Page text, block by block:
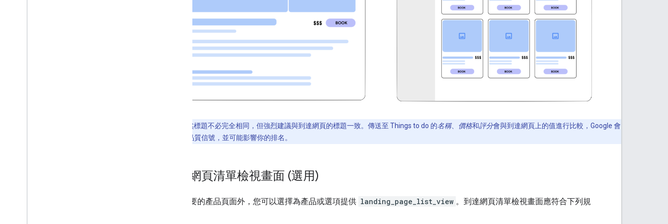
雖然標題不必完全相同，但強烈建議與到達網頁的標題一致。傳送至 Things to do 的名稱、 價格和評分會與到達網頁上的值進行比較，Google 會
將這些值視為品質信號，並可能影響你的排名。
到達網頁清單檢視畫面 (選用)
除了必要的產品頁面外，您可以選擇為產品或選項提供 landing_page_list_view 。到達網頁清單檢視畫面應符合下列規